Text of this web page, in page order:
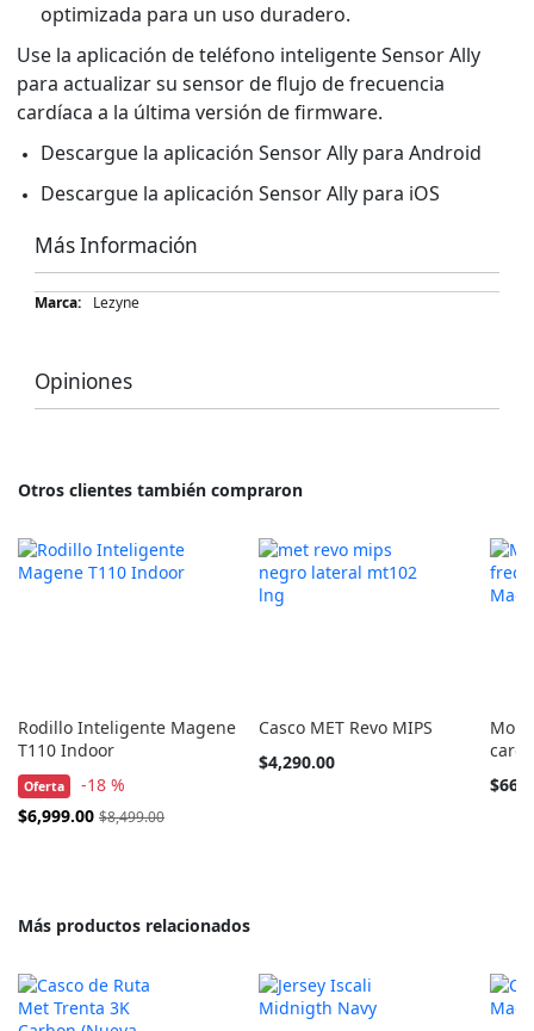
optimizada para un uso duradero.
Use la aplicación de teléfono inteligente Sensor Ally
para actualizar su sensor de flujo de frecuencia
cardíaca a la última versión de firmware.
Descargue la aplicación Sensor Ally para Android
Descargue la aplicación Sensor Ally para iOS
Más Información
Más
Lezyne
Opiniones
Otros clientes también compraron
Rodillo Inteligente Magene
T110 Indoor
Oferta -18 %
Precio
$6,999.00 $8,499.00
Casco MET Revo MIPS
Tan
$4,290.00
Más productos relacionados